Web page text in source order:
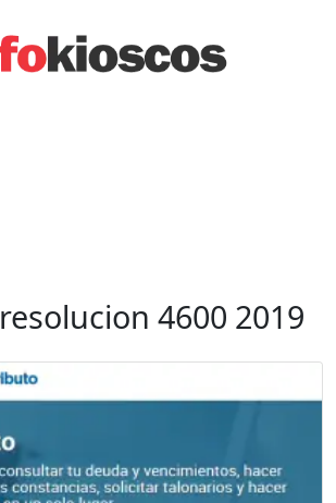
resolucion 4600 2019